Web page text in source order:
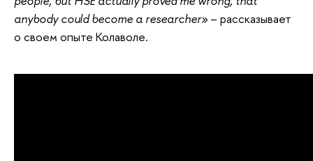
anybody could become a researcher» – рассказывает
о своем опыте Колаволе.